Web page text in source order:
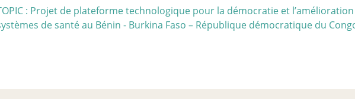
: Projet de plateforme technologique pour la démocratie et
de santé au Bénin - Burkina Faso – République démocratique du